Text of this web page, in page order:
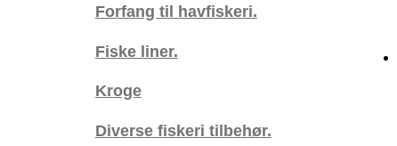
Forfang til havfiskeri.
Fiske liner.
Kroge
Diverse fiskeri tilbehør.